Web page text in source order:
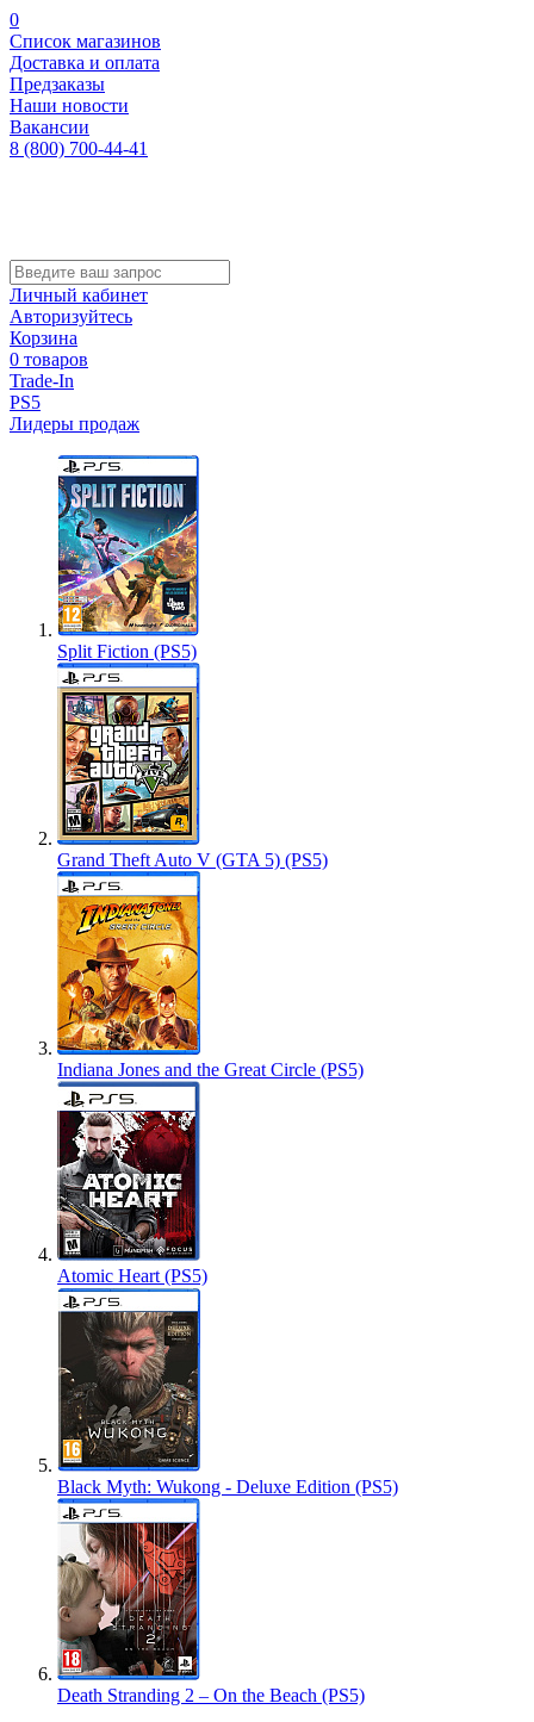
0
Список магазинов
Доставка и оплата
Предзаказы
Наши новости
Вакансии
8 (800) 700-44-41
Личный кабинет
Авторизуйтесь
Корзина
0 товаров
Trade-In
PS5
Лидеры продаж
Split Fiction (PS5)
Grand Theft Auto V (GTA 5) (PS5)
Indiana Jones and the Great Circle (PS5)
Atomic Heart (PS5)
Black Myth: Wukong - Deluxe Edition (PS5)
Death Stranding 2 – On the Beach (PS5)